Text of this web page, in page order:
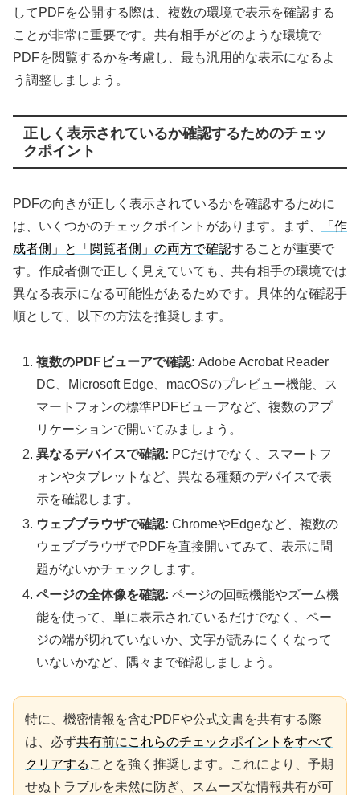
してPDFを公開する際は、複数の環境で表示を確認する
ことが非常に重要です。共有相手がどのような環境で
PDFを閲覧するかを考慮し、最も汎用的な表示になるよ
う調整しましょう。
正しく表示されているか確認するためのチェッ
クポイント
PDFの向きが正しく表示されているかを確認するために
は、いくつかのチェックポイントがあります。まず、
「作
成者側」と「閲覧者側」の両方で確認することが重要で
す。作成者側で正しく見えていても、共有相手の環境では
異なる表示になる可能性があるためです。具体的な確認手
順として、以下の方法を推奨します。
複数のPDFビューアで確認: Adobe Acrobat Reader
DC、Microsoft Edge、macOSのプレビュー機能、ス
マートフォンの標準PDFビューアなど、複数のアプ
リケーションで開いてみましょう。
異なるデバイスで確認: PCだけでなく、スマートフ
ォンやタブレットなど、異なる種類のデバイスで表
示を確認します。
ウェブブラウザで確認: ChromeやEdgeなど、複数の
ウェブブラウザでPDFを直接開いてみて、表示に問
題がないかチェックします。
ページの全体像を確認: ページの回転機能やズーム機
能を使って、単に表示されているだけでなく、ペー
ジの端が切れていないか、文字が読みにくくなって
いないかなど、隅々まで確認しましょう。
特に、機密情報を含むPDFや公式文書を共有する際
は、必ず共有前にこれらのチェックポイントをすべて
クリアする ことを強く推奨します。これにより、予期
せぬトラブルを未然に防ぎ、スムーズな情報共有が可